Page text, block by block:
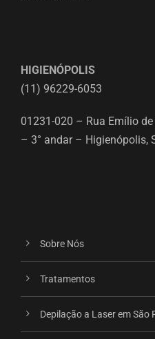
HIGIENÓPOLIS
(11) 96229-6053
01231-020 – Rua Emílio
– 3° andar – Higienópolis,
Sobre Nós
Tratamentos
Depilação a Laser em São